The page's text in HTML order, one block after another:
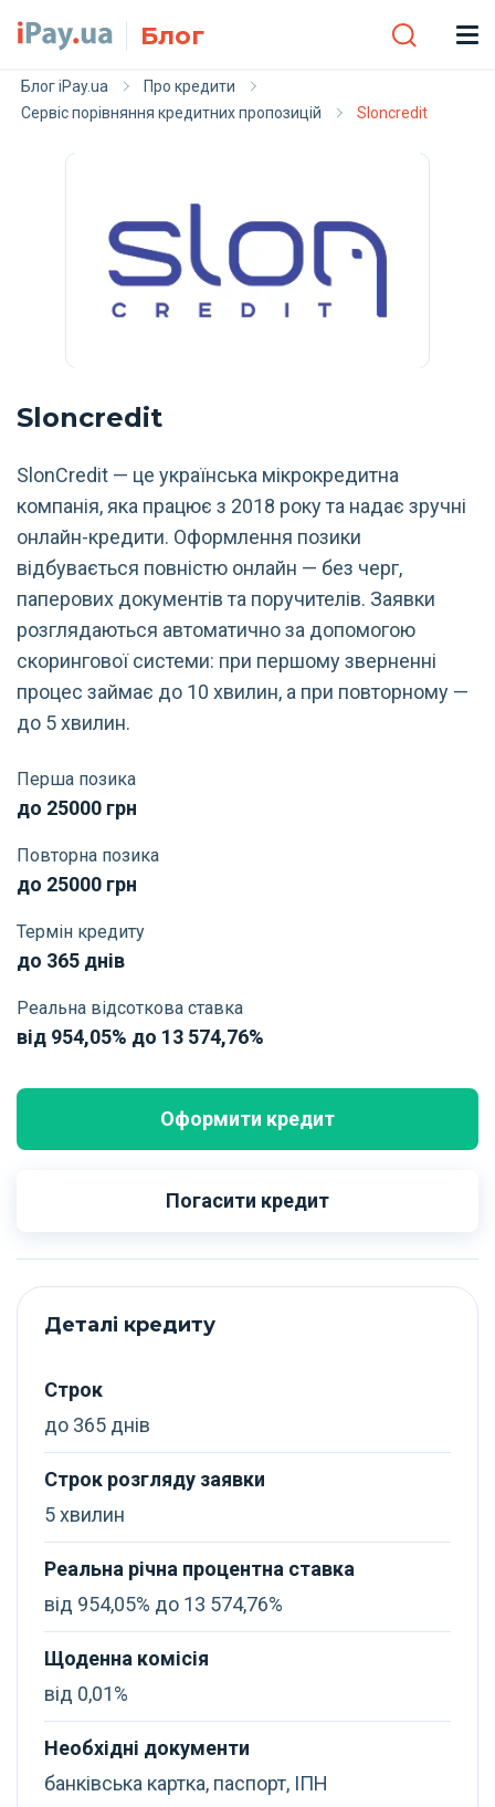
Блог
Блог iPay.ua
Про кредити
Сервіс порівняння кредитних пропозицій
Sloncredit
Sloncredit
SlonCredit — це українська мікрокредитна
компанія, яка працює з 2018 року та надає зручні
онлайн-кредити. Оформлення позики
відбувається повністю онлайн — без черг,
паперових документів та поручителів. Заявки
розглядаються автоматично за допомогою
скорингової системи: при першому зверненні
процес займає до 10 хвилин, а при повторному —
до 5 хвилин.
Перша позика
до 25000 грн
Повторна позика
до 25000 грн
Термін кредиту
до 365 днів
Реальна відсоткова ставка
від 954,05% до 13 574,76%
Оформити кредит
Погасити кредит
Деталі кредиту
Строк
до 365 днів
Строк розгляду заявки
5 хвилин
Реальна річна процентна ставка
від 954,05% до 13 574,76%
Щоденна комісія
від 0,01%
Необхідні документи
банківська картка, паспорт, ІПН